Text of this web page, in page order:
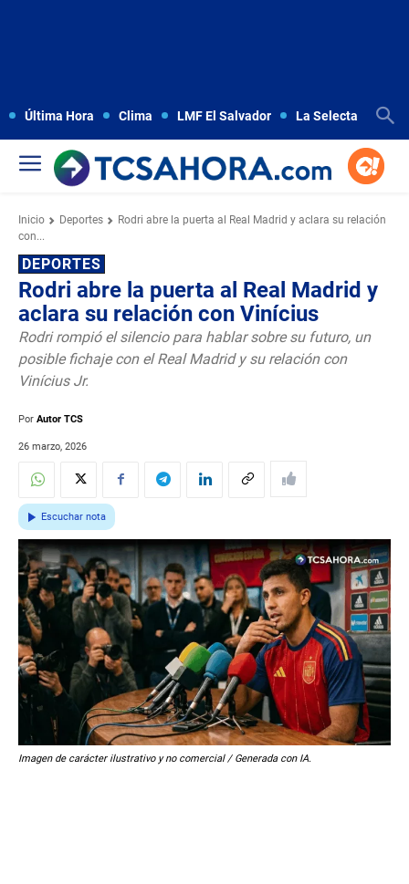
Última Hora Clima LMF El Salvador La Selecta
Inicio Deportes
Rodri abre la puerta al Real Madrid y aclara su relación
con...
DEPORTES
Rodri abre la puerta al Real Madrid y
aclara su relación con Vinícius
Rodri rompió el silencio para hablar sobre su futuro, un
posible fichaje con el Real Madrid y su relación con
Vinícius Jr.
Por Autor TCS
26 marzo, 2026
Escuchar nota
Imagen de carácter ilustrativo y no comercial / Generada con IA.